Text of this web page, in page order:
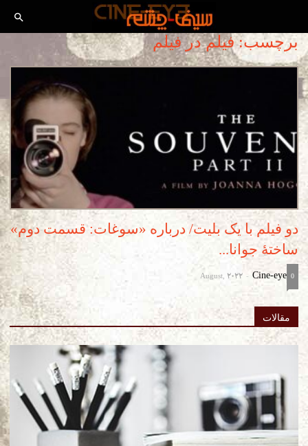
برچسب: فیلم در فیلم
دو فیلم با یک بلیت/ درباره «سوغات: قسمت دوم»
ساختۀ جوانا...
Cine-eye
-
August, 2022 0
مقالات